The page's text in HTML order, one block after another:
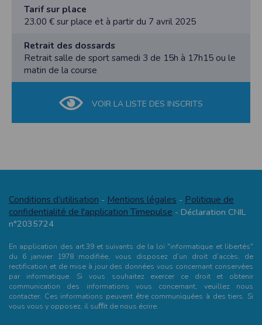
Tarif sur place
23.00 € sur place et à partir du 7 avril 2025
Retrait des dossards
Retrait salle de sport samedi 3 de 15h à 17h15 ou le
matin de la course
VOIR LA LISTE DES INSCRITS
Conditions d’utilisation - Mentions légales - Politique de
confidentialité de l'application Timepulse - Déclaration CNIL
n°2035724
En application des art.39 et suivants de la loi "informatique et libertés"
du 6 janvier 1978 modifiée, vous disposez d’un droit d’accès, de
rectification et de mise à jour des données vous concernant conservées
par informatique. Si vous souhaitez exercer ce droit et obtenir
communication des informations vous concernant, veuillez nous
contacter. Ces informations peuvent être communiquées à des tiers. Si
vous vous y opposez, il suﬃt de nous écrire.